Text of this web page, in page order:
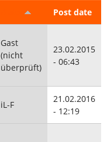
Post date
Gast
(nicht
überprüft)
23.02.2015
- 06:43
iL-F
21.02.2016
- 12:19